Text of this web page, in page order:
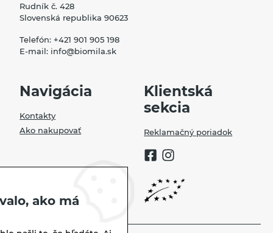
Rudník č. 428
Slovenská republika 90623
Telefón: +421 901 905 198
E-mail: info@biomila.sk
Navigácia
Kontakty
Ako nakupovať
Klientská
sekcia
Reklamačný poriadok
ako má